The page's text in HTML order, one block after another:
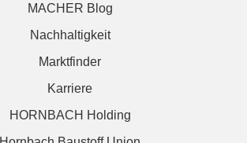
MACHER Blog
Nachhaltigkeit
Marktfinder
Karriere
HORNBACH Holding